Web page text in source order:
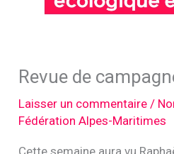
Revue de
Laisser un commentaire /
Fédération Alpes-Maritimes
Cette semaine aura vu